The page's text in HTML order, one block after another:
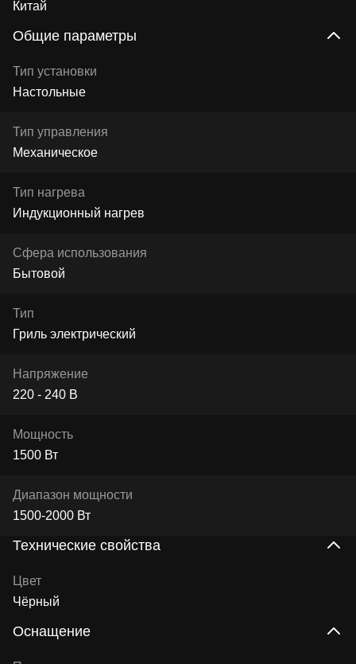
Китай
Общие параметры
Тип установки
Настольные
Тип управления
Механическое
Тип нагрева
Индукционный нагрев
Сфера использования
Бытовой
Тип
Гриль электрический
Напряжение
220 - 240 В
Мощность
1500 Вт
Диапазон мощности
1500-2000 Вт
Технические свойства
Цвет
Чёрный
Оснащение